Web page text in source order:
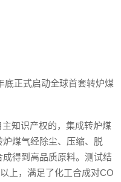
底正式启动全球首套转炉煤
知识产权的，集成转炉煤
煤气经除尘、压缩、脱
得到高品质原料。测试结
上，满足了化工合成对CO